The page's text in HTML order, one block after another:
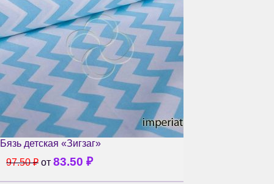
Бязь детская «Зигзаг»
97.50₽ от 83.50 ₽